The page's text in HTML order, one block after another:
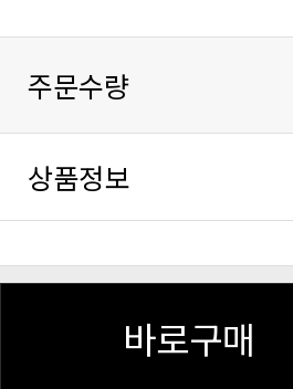
주문수량
상품정보
바로구매